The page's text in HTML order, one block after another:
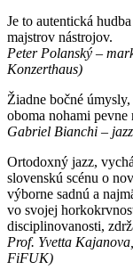
Je to autentická
majstrov nástrojov.
Peter Polanský –
Konzerthaus)
Žiadne bočné
oboma nohami
Gabriel Bianchi –
Ortodoxný jazz,
slovenskú scénu o
výborne sadnú a
vo svojej
disciplinovanosti,
Prof. Yvetta
FiFUK)